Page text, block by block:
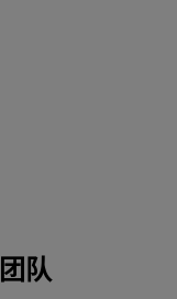
队